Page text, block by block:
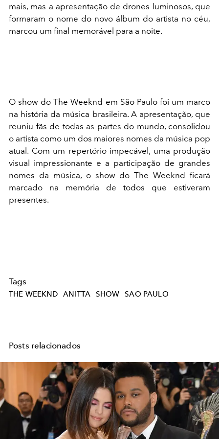
mais, mas a apresentação de drones luminosos, que
formaram o nome do novo álbum do artista no céu,
marcou um final memorável para a noite.
O show do The Weeknd em São Paulo foi um marco
na história da música brasileira. A apresentação, que
reuniu fãs de todas as partes do mundo, consolidou
o artista como um dos maiores nomes da música pop
atual. Com um repertório impecável, uma produção
visual impressionante e a participação de grandes
nomes da música, o show do The Weeknd ficará
marcado na memória de todos que estiveram
presentes.
Tags
THE WEEKND ANITTA SHOW SAO PAULO
Posts relacionados